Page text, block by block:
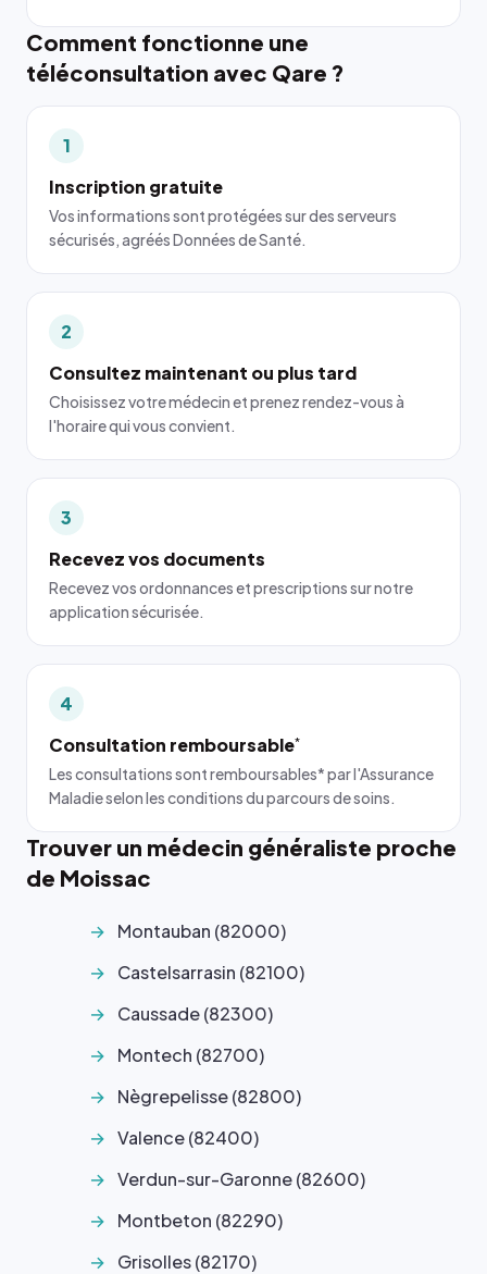
Comment fonctionne une
téléconsultation avec Qare ?
1
Inscription gratuite
Vos informations sont protégées sur des serveurs
sécurisés, agréés Données de Santé.
2
Consultez maintenant ou plus tard
Choisissez votre médecin et prenez rendez-vous à
l'horaire qui vous convient.
3
Recevez vos documents
Recevez vos ordonnances et prescriptions sur notre
application sécurisée.
4
Consultation remboursable*
Les consultations sont remboursables* par l'Assurance
Maladie selon les conditions du parcours de soins.
Trouver un médecin généraliste proche
de Moissac
Montauban (82000)
Castelsarrasin (82100)
Caussade (82300)
Montech (82700)
Nègrepelisse (82800)
Valence (82400)
Verdun-sur-Garonne (82600)
Montbeton (82290)
Grisolles (82170)